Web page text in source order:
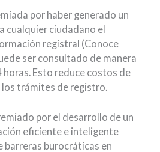
por haber generado un
cualquier ciudadano el
registral (Conoce
ser consultado de manera
Esto reduce costos de
trámites de registro.
por el desarrollo de un
eficiente e inteligente
barreras burocráticas en